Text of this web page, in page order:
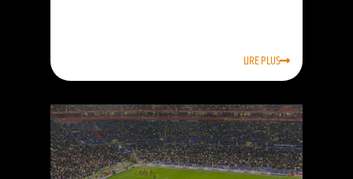
LIRE PLUS